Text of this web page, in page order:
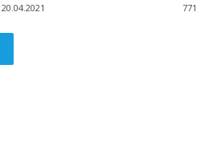
20.04.2021 771